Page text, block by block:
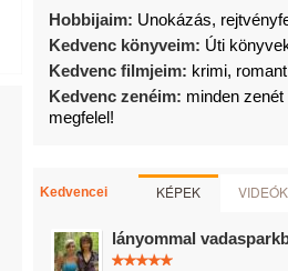
Hobbijaim: Unokázás,
Kedvenc könyveim: Úti
Kedvenc filmjeim: krimi,
Kedvenc zenéim: minden
megfelel!
Kedvencei KÉPEK VIDEÓK
lányommal